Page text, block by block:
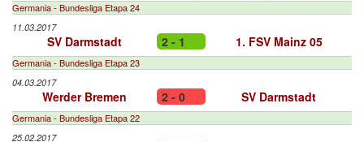
Germania - Bundesliga Etapa 24
11.03.2017
SV Darmstadt 2 - 1 1. FSV Mainz 05
Germania - Bundesliga Etapa 23
04.03.2017
Werder Bremen 2 - 0 SV Darmstadt
Germania - Bundesliga Etapa 22
25.02.2017